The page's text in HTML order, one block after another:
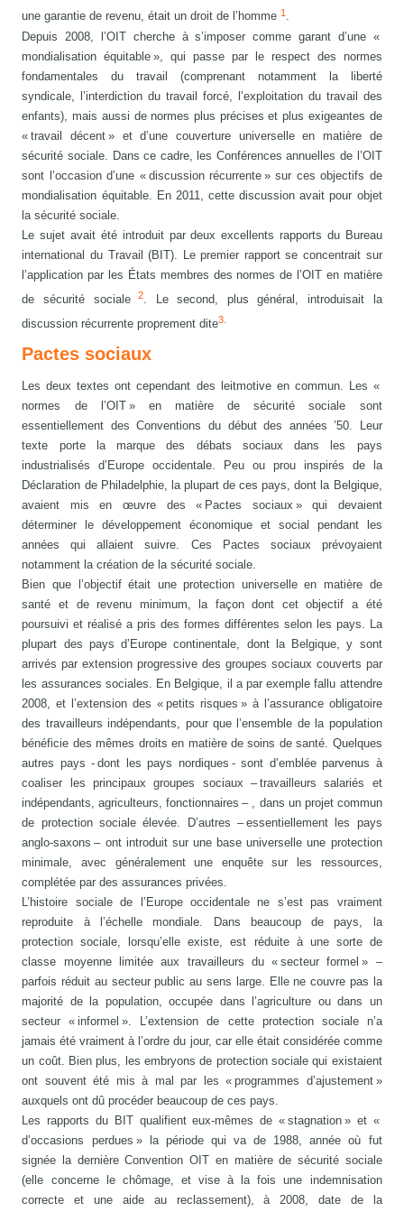
une garantie de revenu, était un droit de l’homme1 .
Depuis 2008, l’OIT cherche à s’imposer comme garant d’une «
mondialisation équitable », qui passe par le respect des normes
fondamentales du travail (comprenant notamment la liberté
syndicale, l’interdiction du travail forcé, l’exploitation du travail des
enfants), mais aussi de normes plus précises et plus exigeantes de
« travail décent » et d’une couverture universelle en matière de
sécurité sociale. Dans ce cadre, les Conférences annuelles de l’OIT
sont l’occasion d’une « discussion récurrente » sur ces objectifs de
mondialisation équitable. En 2011, cette discussion avait pour objet
la sécurité sociale.
Le sujet avait été introduit par deux excellents rapports du Bureau
international du Travail (BIT). Le premier rapport se concentrait sur
l’application par les États membres des normes de l’OIT en matière
de sécurité sociale 2. Le second, plus général, introduisait la
discussion récurrente proprement dite3.
Pactes sociaux
Les deux textes ont cependant des leitmotive en commun. Les «
normes de l’OIT » en matière de sécurité sociale sont
essentiellement des Conventions du début des années ’50. Leur
texte porte la marque des débats sociaux dans les pays
industrialisés d’Europe occidentale. Peu ou prou inspirés de la
Déclaration de Philadelphie, la plupart de ces pays, dont la Belgique,
avaient mis en œuvre des « Pactes sociaux » qui devaient
déterminer le développement économique et social pendant les
années qui allaient suivre. Ces Pactes sociaux prévoyaient
notamment la création de la sécurité sociale.
Bien que l’objectif était une protection universelle en matière de
santé et de revenu minimum, la façon dont cet objectif a été
poursuivi et réalisé a pris des formes différentes selon les pays. La
plupart des pays d’Europe continentale, dont la Belgique, y sont
arrivés par extension progressive des groupes sociaux couverts par
les assurances sociales. En Belgique, il a par exemple fallu attendre
2008, et l’extension des « petits risques » à l’assurance obligatoire
des travailleurs indépendants, pour que l’ensemble de la population
bénéficie des mêmes droits en matière de soins de santé. Quelques
autres pays - dont les pays nordiques - sont d’emblée parvenus à
coaliser les principaux groupes sociaux – travailleurs salariés et
indépendants, agriculteurs, fonctionnaires – , dans un projet commun
de protection sociale élevée. D’autres – essentiellement les pays
anglo-saxons – ont introduit sur une base universelle une protection
minimale, avec généralement une enquête sur les ressources,
complétée par des assurances privées.
L’histoire sociale de l’Europe occidentale ne s’est pas vraiment
reproduite à l’échelle mondiale. Dans beaucoup de pays, la
protection sociale, lorsqu’elle existe, est réduite à une sorte de
classe moyenne limitée aux travailleurs du « secteur formel » –
parfois réduit au secteur public au sens large. Elle ne couvre pas la
majorité de la population, occupée dans l’agriculture ou dans un
secteur « informel ». L’extension de cette protection sociale n’a
jamais été vraiment à l’ordre du jour, car elle était considérée comme
un coût. Bien plus, les embryons de protection sociale qui existaient
ont souvent été mis à mal par les « programmes d’ajustement »
auxquels ont dû procéder beaucoup de ces pays.
Les rapports du BIT qualifient eux-mêmes de « stagnation » et «
d’occasions perdues » la période qui va de 1988, année où fut
signée la dernière Convention OIT en matière de sécurité sociale
(elle concerne le chômage, et vise à la fois une indemnisation
correcte et une aide au reclassement), à 2008, date de la